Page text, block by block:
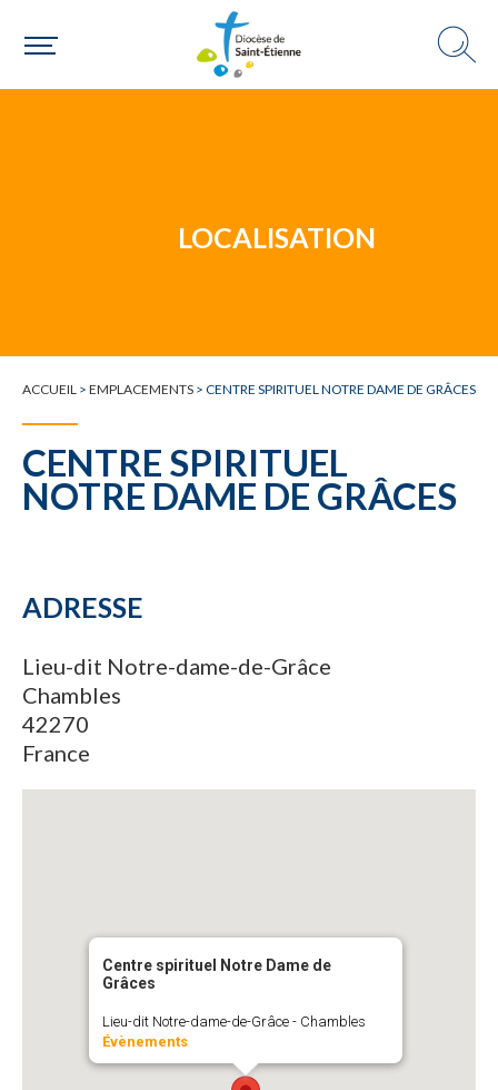
Un mouvement
LOCALISATION
ACCUEIL > EMPLACEMENTS > CENTRE SPIRITUEL NOTRE DAME DE GRÂCES
CENTRE SPIRITUEL
NOTRE DAME DE GRÂCES
ADRESSE
Lieu-dit Notre-dame-de-Grâce
Chambles
42270
France
Centre spirituel Notre Dame de
Grâces
Lieu-dit Notre-dame-de-Grâce - Chambles
Évènements